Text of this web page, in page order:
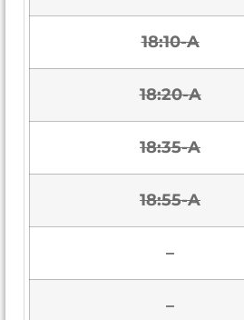
18:10-A
18:20-A
18:35-A
18:55-A
–
–